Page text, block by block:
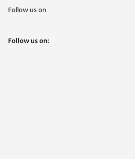
Follow us on
Follow us on: